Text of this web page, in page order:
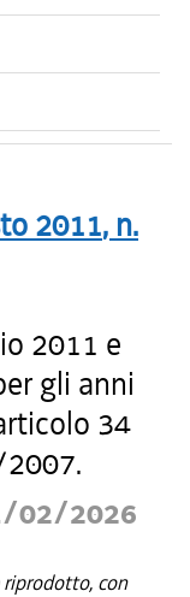
2011, n.
2011 e
gli anni
34
02/2026
con